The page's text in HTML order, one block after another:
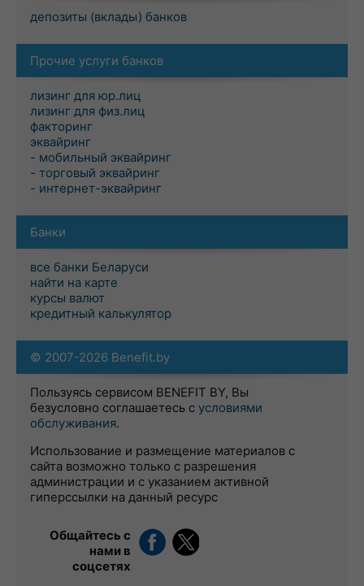
депозиты (вклады) банков
Прочие услуги банков
лизинг для юр.лиц
лизинг для физ.лиц
факторинг
эквайринг
- мобильный эквайринг
- торговый эквайринг
- интернет-эквайринг
Банки
все банки Беларуси
найти на карте
курсы валют
кредитный калькулятор
© 2007-2026 Benefit.by
Пользуясь сервисом BENEFIT BY, Вы
безусловно соглашаетесь с условиями
обслуживания.
Использование и размещение материалов с
сайта возможно только с разрешения
администрации и с указанием активной
гиперссылки на данный ресурс
Общайтесь с
нами в
соцсетях